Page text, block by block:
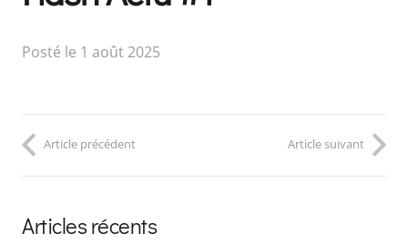
Posté le 1 août 2025
Article précédent Article suivant
Articles récents